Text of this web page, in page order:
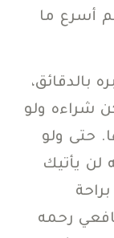
أسرع ما
بالدقائق،
شراءه ولو
حتى ولو
يأتيك
رحمه